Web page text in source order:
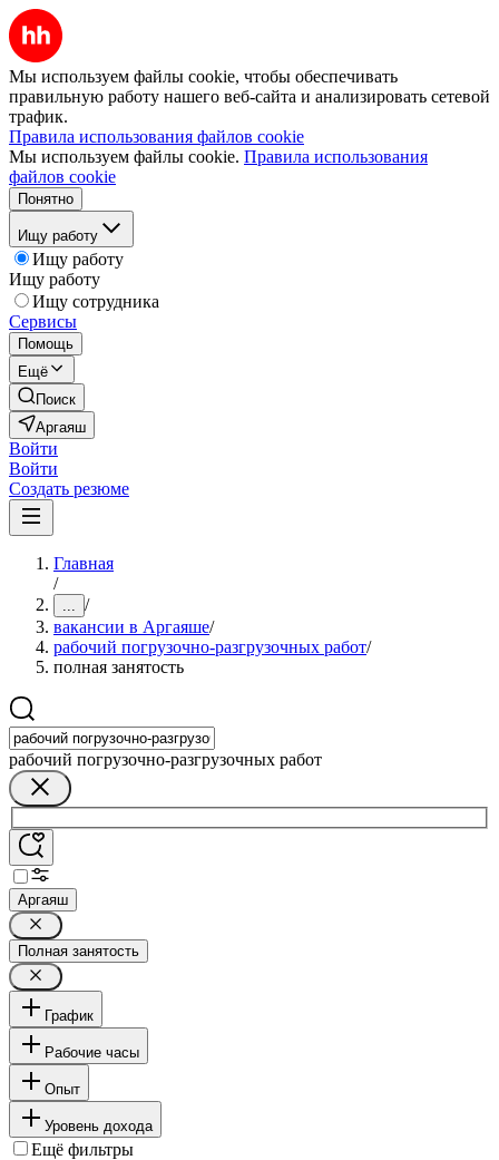
Мы используем файлы cookie, чтобы обеспечивать
правильную работу нашего веб-сайта и анализировать сетевой
трафик.
Правила использования файлов cookie
Мы используем файлы cookie. Правила использования
файлов cookie
Понятно
Ищу работу
Ищу работу
Ищу работу
Ищу сотрудника
Сервисы
Помощь
Ещё
Поиск
Аргаяш
Войти
Войти
Создать резюме
Главная
/
... /
вакансии в Аргаяше/
рабочий погрузочно-разгрузочных работ/
полная занятость
рабочий погрузочно-разгрузочных работ
Аргаяш
Полная занятость
График
Рабочие часы
Опыт
Уровень дохода
Ещё фильтры